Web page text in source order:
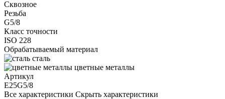
Сквозное
Резьба
G5/8
Класс точности
ISO 228
Обрабатываемый материал
сталь
цветные металлы
Артикул
E25G5/8
Все характеристики Скрыть характеристики